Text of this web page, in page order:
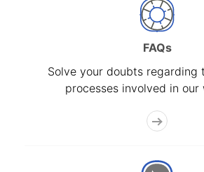
FAQs
Solve your doubts regarding
processes involved in our